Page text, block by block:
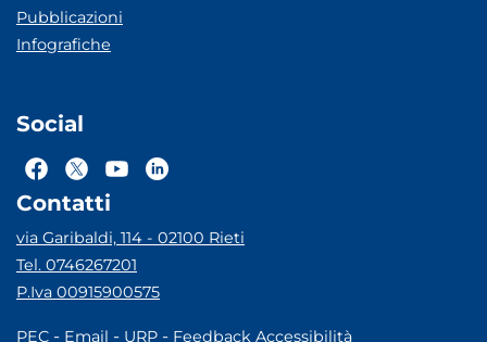
Pubblicazioni
Infografiche
Social
Contatti
via Garibaldi, 114 - 02100 Rieti
Tel. 0746267201
P.Iva 00915900575
PEC - Email - URP - Feedback Accessibilità